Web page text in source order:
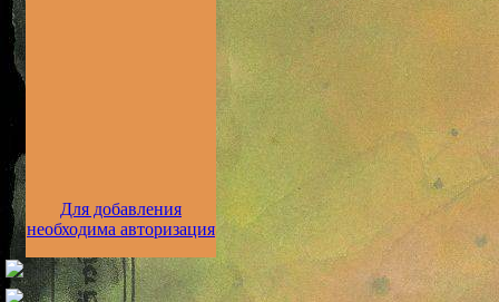
Для добавления
необходима авторизация